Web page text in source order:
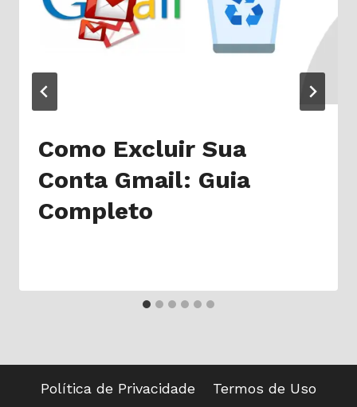
Como Excluir Sua
Conta Gmail: Guia
Completo
Política de Privacidade Termos de Uso